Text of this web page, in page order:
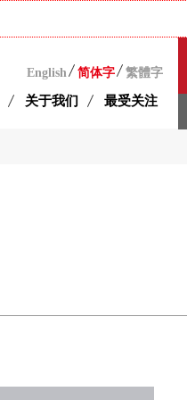
English 简体字 繁體字
关于我们 最受关注